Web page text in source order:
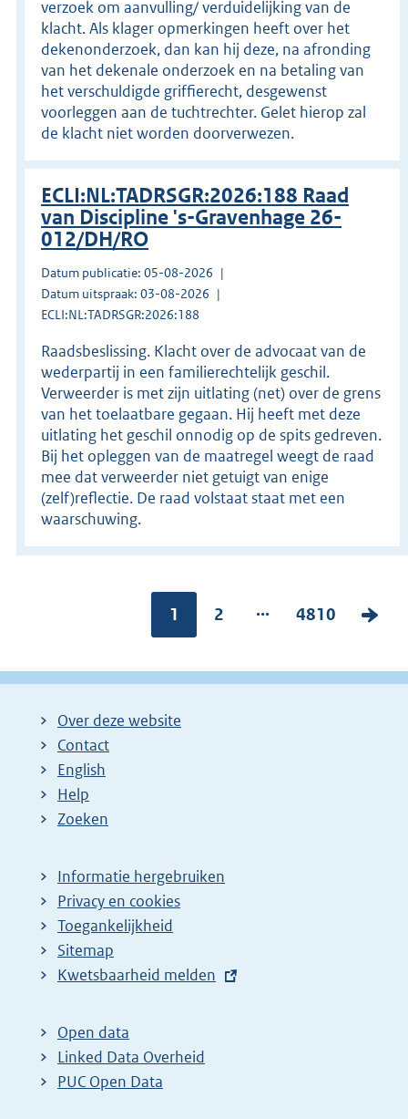
verzoek om aanvulling/ verduidelijking van de
klacht. Als klager opmerkingen heeft over het
dekenonderzoek, dan kan hij deze, na afronding
van het dekenale onderzoek en na betaling van
het verschuldigde griffierecht, desgewenst
voorleggen aan de tuchtrechter. Gelet hierop zal
de klacht niet worden doorverwezen.
ECLI:NL:TADRSGR:2026:188 Raad
van Discipline 's-Gravenhage 26-
012/DH/RO
Datum publicatie: 05-08-2026
Datum uitspraak: 03-08-2026
ECLI:NL:TADRSGR:2026:188
Raadsbeslissing. Klacht over de advocaat van de
wederpartij in een familierechtelijk geschil.
Verweerder is met zijn uitlating (net) over de grens
van het toelaatbare gegaan. Hij heeft met deze
uitlating het geschil onnodig op de spits gedreven.
Bij het opleggen van de maatregel weegt de raad
mee dat verweerder niet getuigt van enige
(zelf)reflectie. De raad volstaat staat met een
waarschuwing.
Pagina:
1
P
g
2 ...
P
g
4810
V
l
Over deze website
Contact
English
Help
Zoeken
Informatie hergebruiken
Privacy en cookies
Toegankelijkheid
Sitemap
E
t
e
r
Kwetsbaarheid melden
Open data
Linked Data Overheid
PUC Open Data